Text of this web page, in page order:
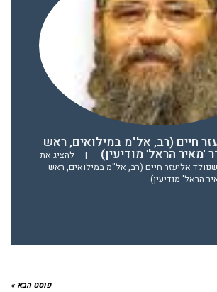
חיים (רב, אל"מ במילואים, ראש
'מאיר הראל' מודיעין) |
להציג את
אליעזר חיים (רב, אל"מ במילואים, ראש
הראל' מודיעין)
פוסט הבא »